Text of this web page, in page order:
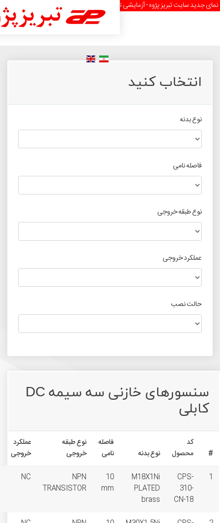
بازگشایی رسمی تیر ماه 1403 سایت جدید
سنسورهای خازنی سه سیمه DC
نامی
خروجی
خروجی
حالت نصب
10
NPN
TRANSISTOR
non flush
(unshielded)
مشاهده